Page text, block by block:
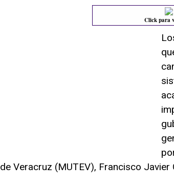
Click para
de Veracruz (MUTEV), Francisco Javier